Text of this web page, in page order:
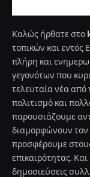
Καλώς ήρθατε στο
τοπικών και εντός
πλήρη και
γεγονότων που
τελευταία νέα από
πολιτισμό και
παρουσιάζουμε
διαμορφώνουν τον
προσφέρουμε
επικαιρότητας.
δημοσιεύσεις